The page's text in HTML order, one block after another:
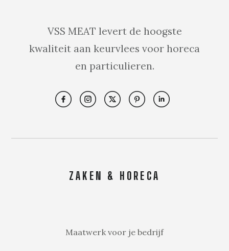
VSS MEAT levert de hoogste
kwaliteit aan keurvlees voor horeca
en particulieren.
ZAKEN & HORECA
Maatwerk voor je bedrijf